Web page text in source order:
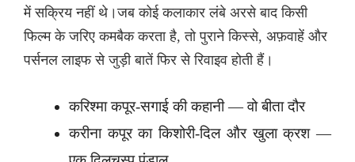
में सक्रिय नहीं थे।जब कोई कलाकार लंबे अरसे बाद किसी
फिल्म के जरिए कमबैक करता है, तो पुराने किस्से, अफ़वाहें और
पर्सनल लाइफ से जुड़ी बातें फिर से रिवाइव होती हैं।
करिश्मा कपूर-सगाई की कहानी — वो बीता दौर
करीना कपूर का किशोरी-दिल और खुला क्रश —